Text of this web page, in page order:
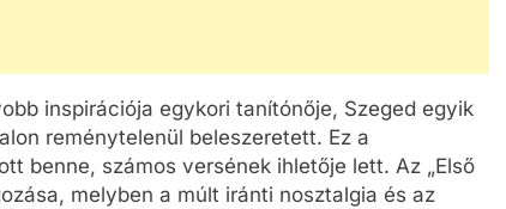
inspirációja egykori tanítónője, Szeged egyik
reménytelenül beleszeretett. Ez a
benne, számos versének ihletője lett. Az „Első
melyben a múlt iránti nosztalgia és az